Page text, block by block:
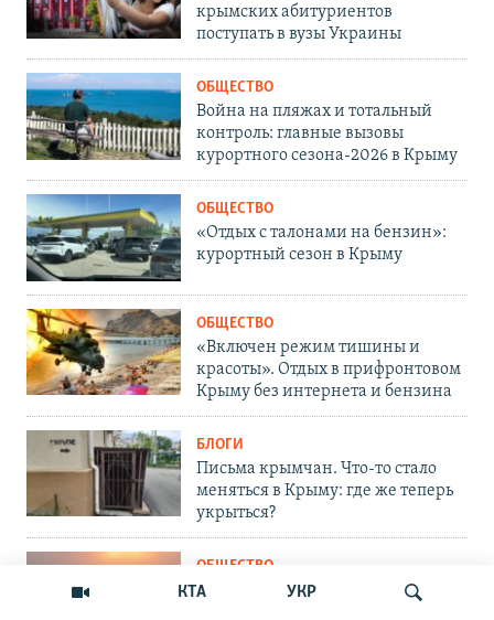
КТА УКР
крымских абитуриентов
поступать в вузы Украины
ОБЩЕСТВО
Война на пляжах и тотальный
контроль: главные вызовы
курортного сезона-2026 в Крыму
ОБЩЕСТВО
«Отдых с талонами на бензин»:
курортный сезон в Крыму
ОБЩЕСТВО
«Включен режим тишины и
красоты». Отдых в прифронтовом
Крыму без интернета и бензина
БЛОГИ
Письма крымчан. Что-то стало
меняться в Крыму: где же теперь
укрыться?
ОБЩЕСТВО
«Угроз не видим»: в Крым на